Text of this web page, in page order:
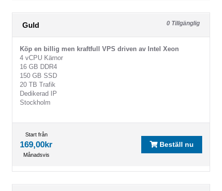
Guld 0 Tillgänglig
Köp en billig men kraftfull VPS driven av Intel Xeon
4 vCPU Kärnor
16 GB DDR4
150 GB SSD
20 TB Trafik
Dedikerad IP
Stockholm
Start från
169,00kr
Månadsvis
Beställ nu